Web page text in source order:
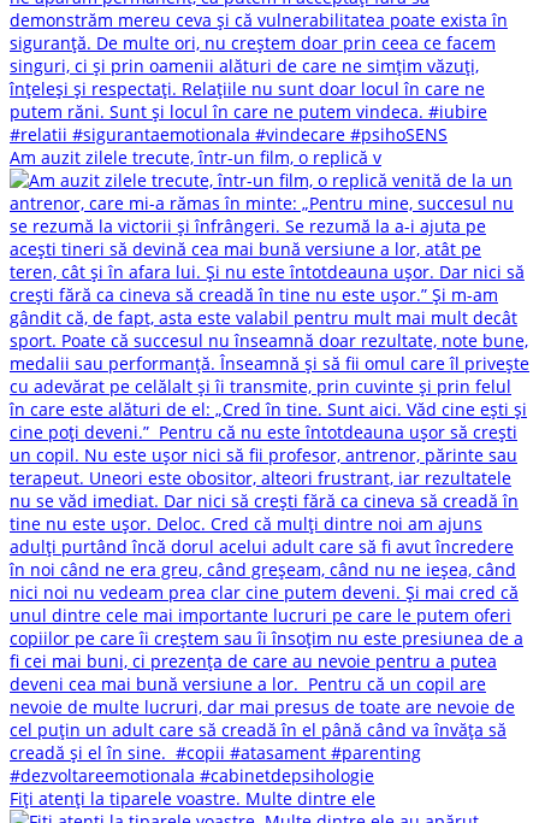
Am auzit zilele trecute, într-un film, o replică v
Fiți atenți la tiparele voastre. Multe dintre ele